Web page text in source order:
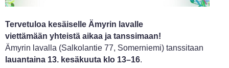
Tervetuloa kesäiselle Ämyrin lavalle
viettämään yhteistä aikaa ja tanssimaan!
Ämyrin lavalla (Salkolantie 77, Somerniemi) tanssitaan
lauantaina 13. kesäkuuta klo 13–16.